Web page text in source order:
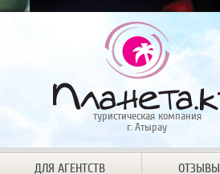
туристическая компания
г. Атырау
ДЛЯ АГЕНТСТВ ОТЗЫВЫ